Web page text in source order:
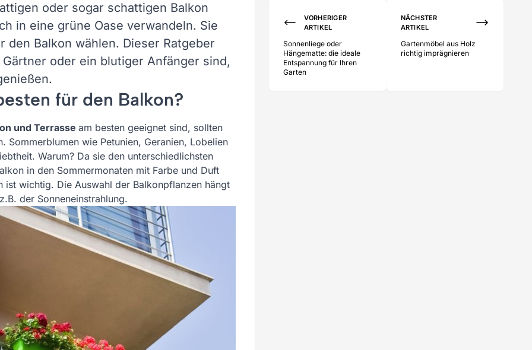
oder sogar schattigen Balkon
in eine grüne Oase verwandeln. Sie
Balkon wählen. Dieser Ratgeber
oder ein blutiger Anfänger sind,
für den Balkon?
und Terrasse am besten geeignet sind, sollten
Sommerblumen wie Petunien, Geranien, Lobelien
Warum? Da sie den unterschiedlichsten
in den Sommermonaten mit Farbe und Duft
wichtig. Die Auswahl der Balkonpflanzen hängt
der Sonneneinstrahlung.
VORHERIGER
ARTIKEL
Sonnenliege oder
Hängematte: die ideale
Entspannung für Ihren
Garten
NÄCHSTER
ARTIKEL
Gartenmöbel aus Holz
richtig imprägnieren